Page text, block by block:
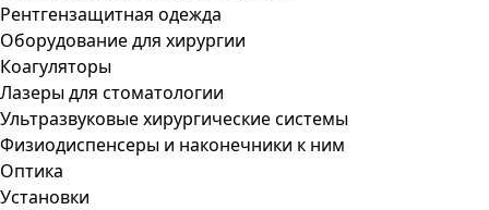
Рентгензащитная одежда
Оборудование для хирургии
Коагуляторы
Лазеры для стоматологии
Ультразвуковые хирургические системы
Физиодиспенсеры и наконечники к ним
Оптика
Установки